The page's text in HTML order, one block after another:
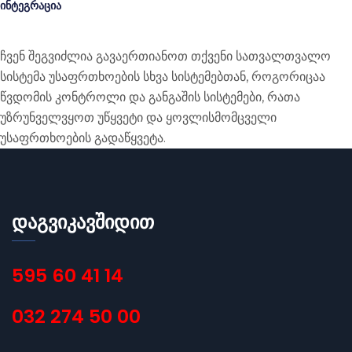
ინტეგრაცია
ჩვენ შეგვიძლია გავაერთიანოთ თქვენი სათვალთვალო
სისტემა უსაფრთხოების სხვა სისტემებთან, როგორიცაა
წვდომის კონტროლი და განგაშის სისტემები, რათა
უზრუნველვყოთ უწყვეტი და ყოვლისმომცველი
უსაფრთხოების გადაწყვეტა.
დაგვიკავშიდით
595 60 41 14
032 274 50 00